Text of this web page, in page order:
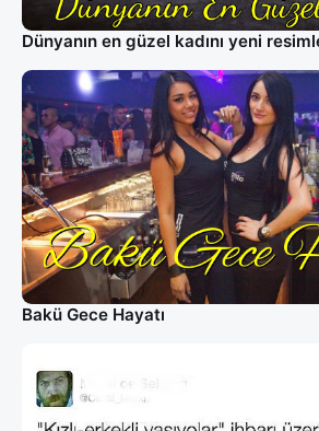
Dünyanın en güzel kadını yeni
Bakü Gece Hayatı